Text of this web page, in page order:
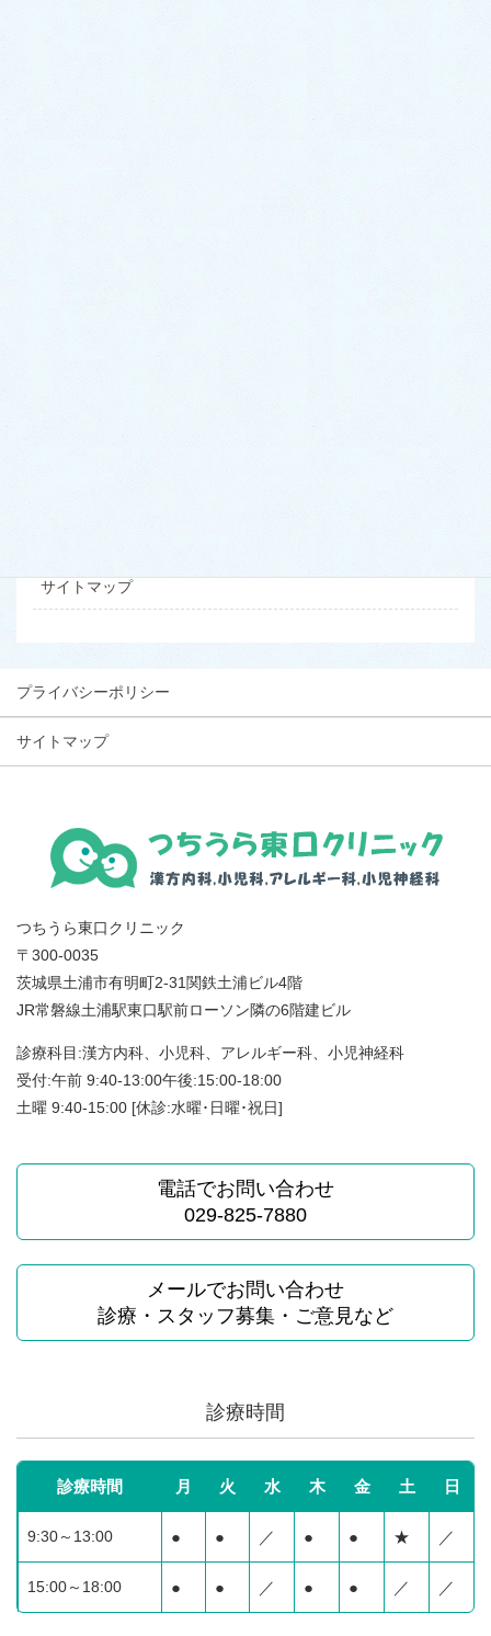
サイトマップ
プライバシーポリシー
サイトマップ
つちうら東口クリニック
〒300-0035
茨城県土浦市有明町2-31関鉄土浦ビル4階
JR常磐線土浦駅東口駅前ローソン隣の6階建ビル
診療科目:漢方内科、小児科、アレルギー科、小児神経科
受付:午前 9:40-13:00午後:15:00-18:00
土曜 9:40-15:00 [休診:水曜･日曜･祝日]
電話でお問い合わせ
029-825-7880
メールでお問い合わせ
診療・スタッフ募集・ご意見など
診療時間
診療時間 月 火 水 木 金 土 日
9:30～13:00 ● ● ／ ● ● ★ ／
15:00～18:00 ● ● ／ ● ● ／ ／